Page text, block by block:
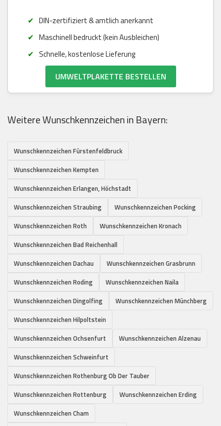
DIN-zertifiziert & amtlich anerkannt
Maschinell bedruckt (kein Ausbleichen)
Schnelle, kostenlose Lieferung
UMWELTPLAKETTE BESTELLEN
Weitere Wunschkennzeichen in Bayern:
Wunschkennzeichen Fürstenfeldbruck
Wunschkennzeichen Kempten
Wunschkennzeichen Erlangen, Höchstadt
Wunschkennzeichen Straubing
Wunschkennzeichen Pocking
Wunschkennzeichen Roth
Wunschkennzeichen Kronach
Wunschkennzeichen Bad Reichenhall
Wunschkennzeichen Dachau
Wunschkennzeichen Grasbrunn
Wunschkennzeichen Roding
Wunschkennzeichen Naila
Wunschkennzeichen Dingolfing
Wunschkennzeichen Münchberg
Wunschkennzeichen Hilpoltstein
Wunschkennzeichen Ochsenfurt
Wunschkennzeichen Alzenau
Wunschkennzeichen Schweinfurt
Wunschkennzeichen Rothenburg Ob Der Tauber
Wunschkennzeichen Rottenburg
Wunschkennzeichen Erding
Wunschkennzeichen Cham